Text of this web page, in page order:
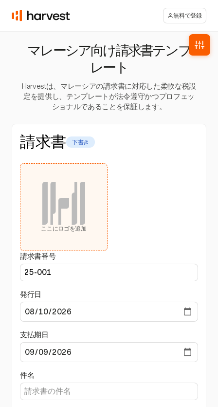
無料で登録
マレーシア向け請求書テンプ
レート
Harvestは、マレーシアの請求書に対応した柔軟な税設
定を提供し、テンプレートが法令遵守かつプロフェッ
ショナルであることを保証します。
請求書 下書き
ここにロゴを追加
請求書番号
発行日
支払期日
件名